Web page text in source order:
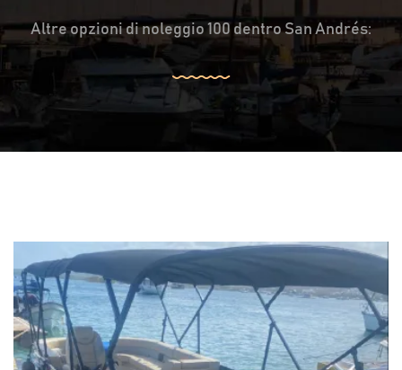
Altre opzioni di noleggio 100 dentro San Andrés: